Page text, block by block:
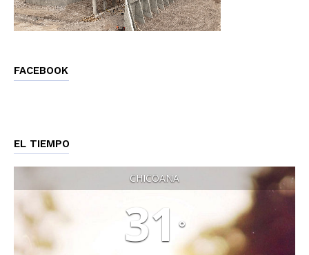
FACEBOOK
EL TIEMPO
CHICOANA
31 °